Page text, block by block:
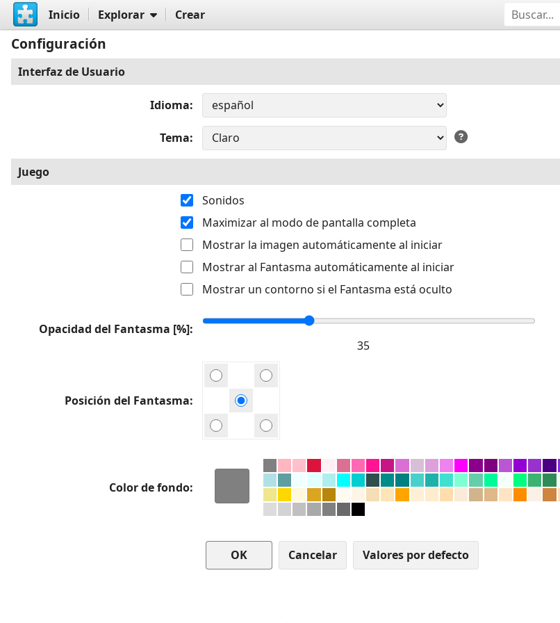
Inicio Explorar Crear
Configuración
Interfaz de Usuario
Idioma
Tema
Juego
Sonidos
Maximizar al modo de pantalla completa
Mostrar la imagen automáticamente al iniciar
Mostrar al Fantasma automáticamente al iniciar
Mostrar un contorno si el Fantasma está oculto
Opacidad del Fantasma [%]
Posición del Fantasma
Color de fondo
Cancelar